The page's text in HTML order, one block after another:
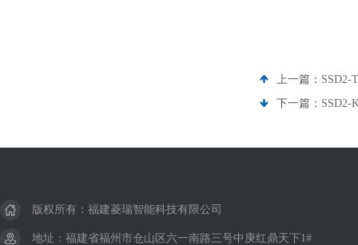
上一篇： SSD2-
下一篇： SSD2-
版权所有：福建菱瑞智能科技有限公司
地址：福建省福州市仓山区六一南路三号中庚红鼎天下1#